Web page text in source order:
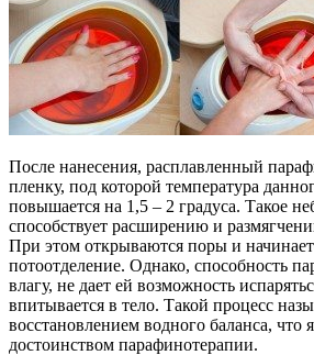
После нанесения, расплавленный
пленку, под которой температура
повышается на 1,5 – 2 градуса. Такое
способствует расширению и
При этом открываются поры и
потоотделение. Однако, способность
влагу, не дает ей возможность
впитывается в тело. Такой процесс
восстановлением водного баланса, что
достоинством парафинотерапии.